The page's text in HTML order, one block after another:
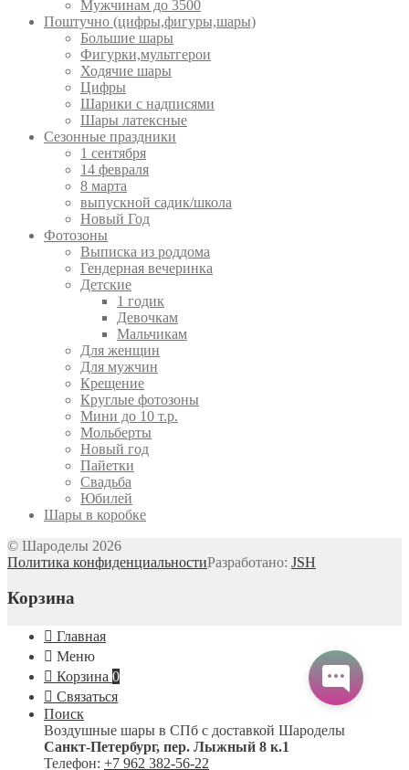
Мужчинам до 3500
Поштучно (цифры,фигуры,шары)
Большие шары
Фигурки,мультгерои
Ходячие шары
Цифры
Шарики с надписями
Шары латексные
Сезонные праздники
1 сентября
14 февраля
8 марта
выпускной садик/школа
Новый Год
Фотозоны
Выписка из роддома
Гендерная вечеринка
Детские
1 годик
Девочкам
Мальчикам
Для женщин
Для мужчин
Крещение
Круглые фотозоны
Мини до 10 т.р.
Мольберты
Новый год
Пайетки
Свадьба
Юбилей
Шары в коробке
© Шароделы 2026
Политика конфиденциальностиРазработано: JSH
Корзина
Главная
Меню
Корзина 0
Связаться
Поиск
Воздушные шары в СПб с доставкой Шароделы
Санкт-Петербург, пер. Лыжный 8 к.1
Телефон: +7 962 382-56-22